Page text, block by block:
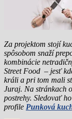
Za projektom stojí
spôsobom snaží
kombinácie
Street Food – jesť
králi a pri tom mali
Juraj. Na stránkach
postrehy. Sledovať
profile Punková